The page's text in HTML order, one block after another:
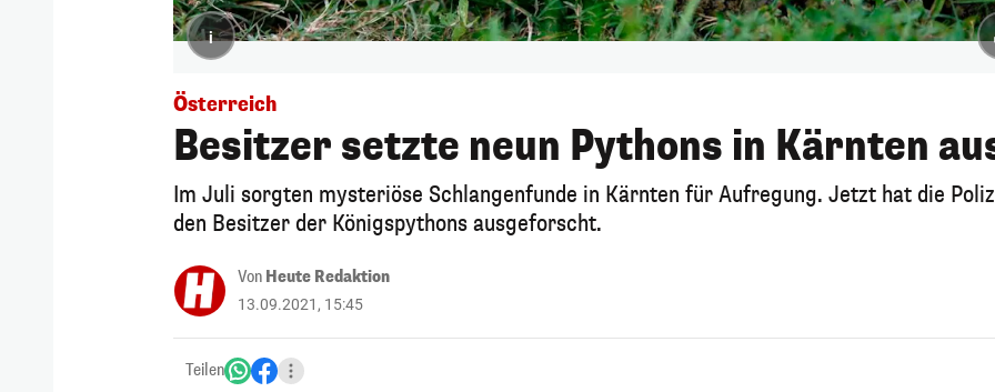
i
Österreich
Besitzer setzte neun Pythons in Kärnten
Im Juli sorgten mysteriöse Schlangenfunde in Kärnten für Aufregung. Jetzt hat die
den Besitzer der Königspythons ausgeforscht.
Von Heute Redaktion
13.09.2021, 15:45
Teilen